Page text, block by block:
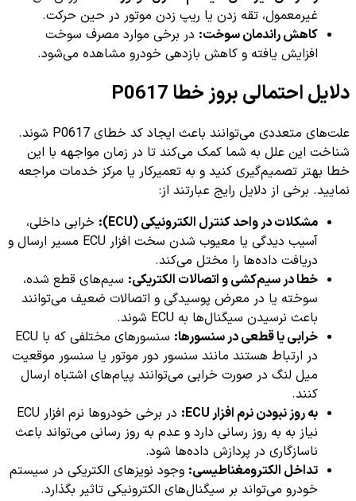
غیرمعمول، تقه زدن یا ریپ زدن موتور در حین حرکت.
کاهش راندمان سوخت: در برخی موارد مصرف سوخت
افزایش یافته و کاهش بازدهی خودرو مشاهده می‌شود.
دلایل احتمالی بروز خطا P0617
علت‌های متعددی می‌توانند باعث ایجاد کد خطای P0617 شوند.
شناخت این علل به شما کمک می‌کند تا در زمان مواجهه با این
خطا بهتر تصمیم‌گیری کنید و به تعمیرکار یا مرکز خدمات مراجعه
نمایید. برخی از دلایل رایج عبارتند از:
مشکلات در واحد کنترل الکترونیکی (ECU):
خرابی داخلی،
آسیب دیدگی یا معیوب شدن سخت افزار ECU مسیر ارسال و
دریافت داده‌ها را مختل می‌کند.
خطا در سیم‌کشی و اتصالات الکتریکی: سیم‌های قطع شده،
سوخته یا در معرض پوسیدگی و اتصالات ضعیف می‌توانند
باعث نرسیدن سیگنال‌ها به ECU شوند.
خرابی یا قطعی در سنسورها:
سنسورهای مختلفی که با ECU
در ارتباط هستند مانند سنسور دور موتور یا سنسور موقعیت
میل لنگ در صورت خرابی می‌توانند پیام‌های اشتباه ارسال
کنند.
به روز نبودن نرم افزار ECU:
در برخی خودروها نرم افزار ECU
نیاز به به روز رسانی دارد و عدم به روز رسانی می‌تواند باعث
ناسازگاری در پردازش داده‌ها شود.
تداخل الکترومغناطیسی: وجود نویزهای الکتریکی در سیستم
خودرو می‌تواند بر سیگنال‌های الکترونیکی تاثیر بگذارد.